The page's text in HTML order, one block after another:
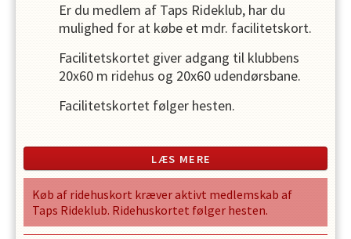
Er du medlem af Taps Rideklub, har du
mulighed for at købe et mdr. facilitetskort.
Facilitetskortet giver adgang til klubbens
20x60 m ridehus og 20x60 udendørsbane.
Facilitetskortet følger hesten.
klubmodulet til at registrere dig, når du skal
ride i ridehallen. Via bookingsystemet har du
mulighed for at se hvor mange, der er i hallen
på det ønskede tidspunkt. Der er
begrænsninger på antal ryttere i hallen på
LÆS MERE
Køb af ridehuskort kræver aktivt medlemskab af
Taps Rideklub. Ridehuskortet følger hesten.